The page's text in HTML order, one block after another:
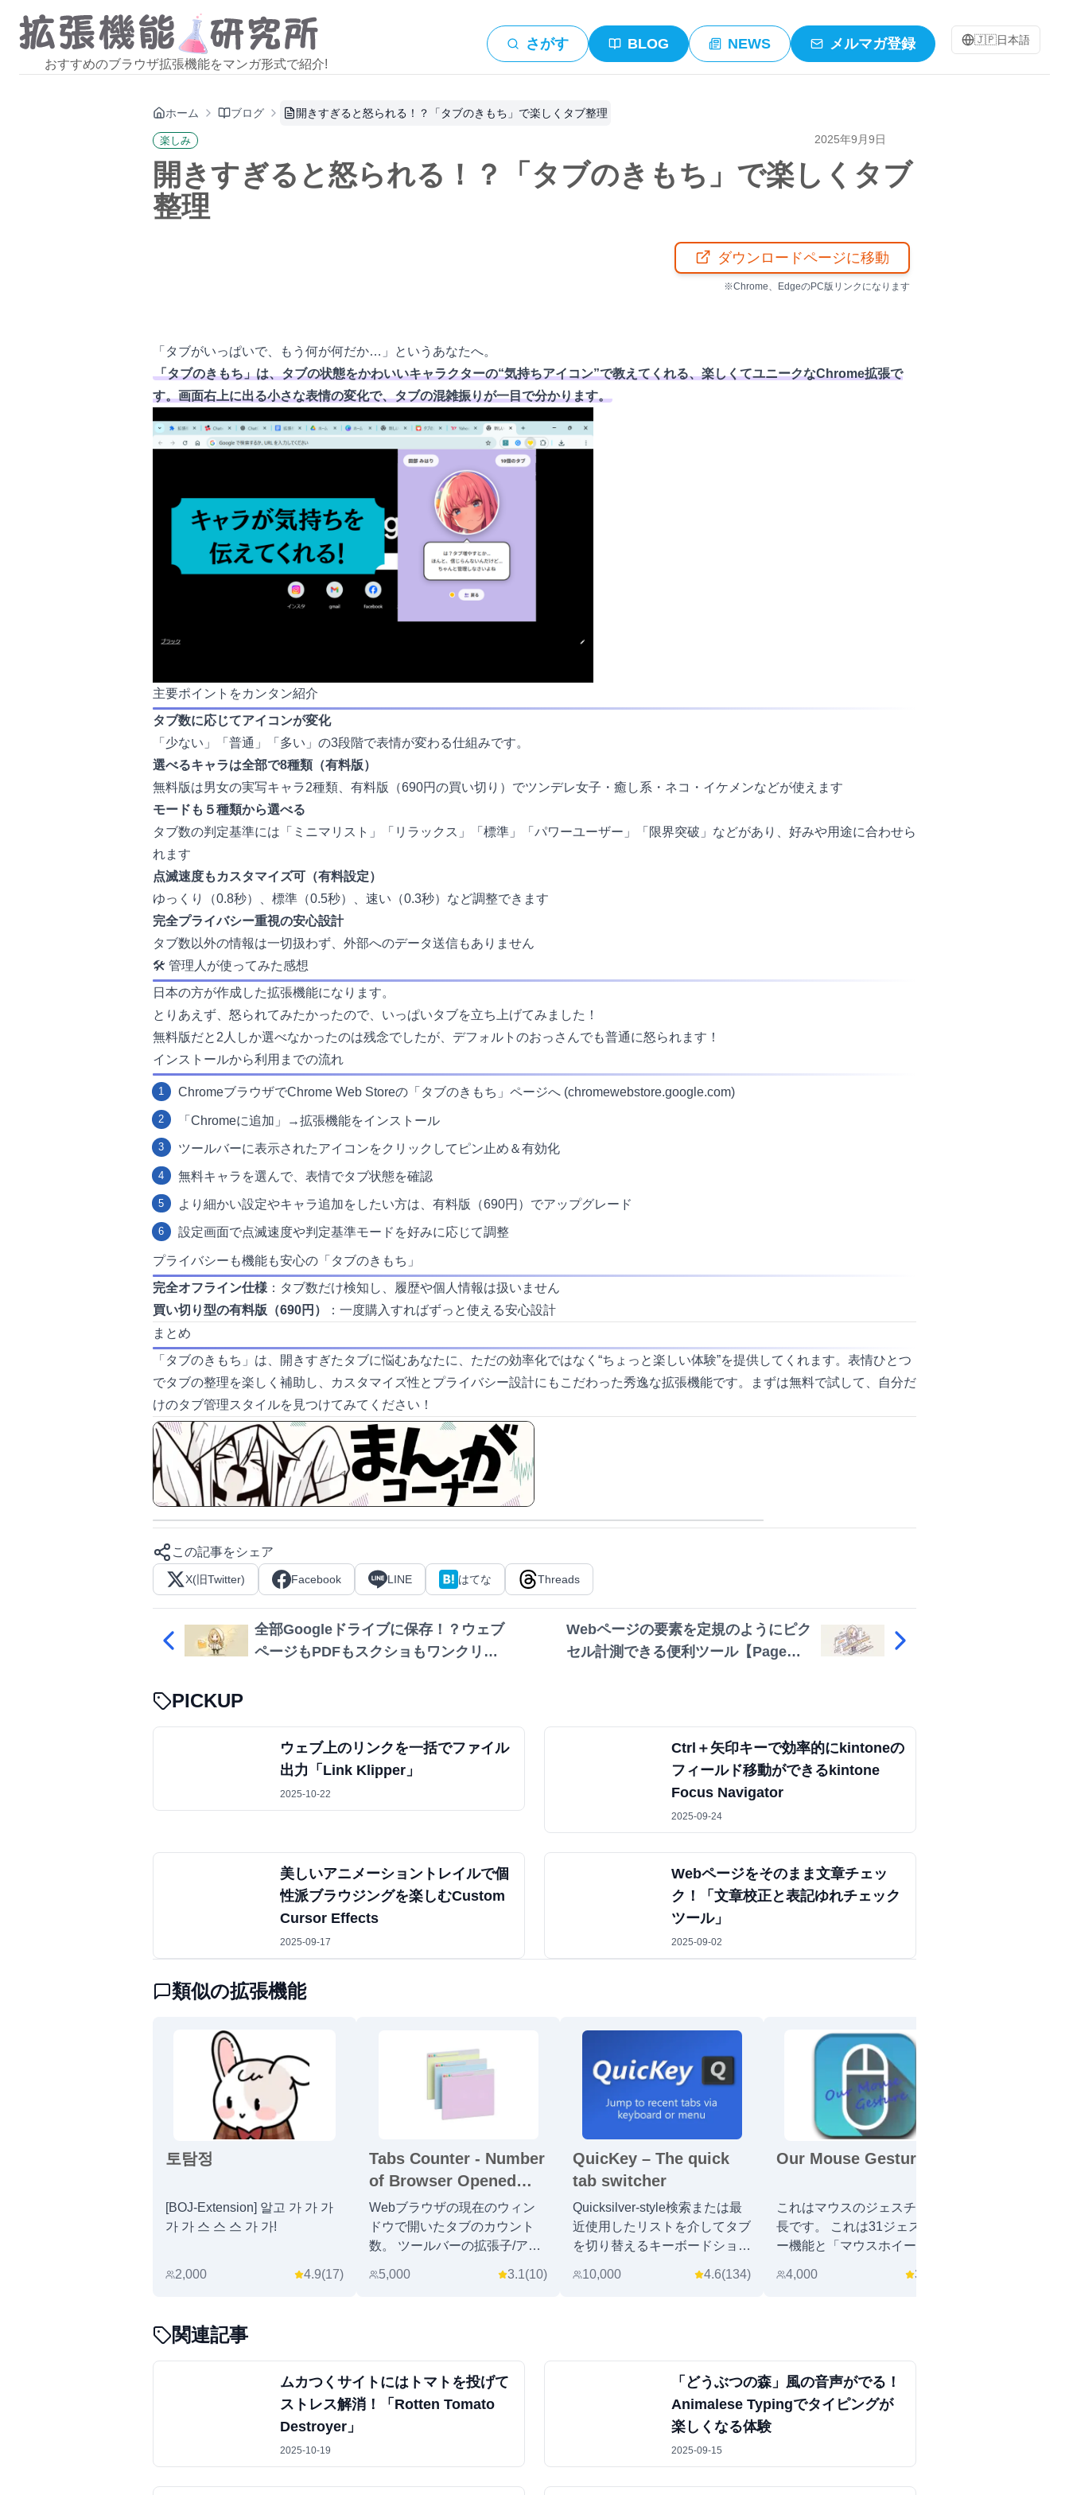
おすすめのブラウザ拡張機能をマンガ形式で紹介!
さがす BLOG NEWS メルマガ登録 🇯🇵日本語
ホーム ブログ 開きすぎると怒られる！？「タブのきもち」で楽しくタブ整理
楽しみ 2025年9月9日
開きすぎると怒られる！？「タブのきもち」で楽しくタブ
整理
ダウンロードページに移動
※Chrome、EdgeのPC版リンクになります
「タブがいっぱいで、もう何が何だか…」というあなたへ。
「タブのきもち」は、タブの状態をかわいいキャラクターの“気持ちアイコン”で教えてくれる、楽しくてユニークなChrome拡張で
す。画面右上に出る小さな表情の変化で、タブの混雑振りが一目で分かります。
主要ポイントをカンタン紹介
タブ数に応じてアイコンが変化
「少ない」「普通」「多い」の3段階で表情が変わる仕組みです。
選べるキャラは全部で8種類（有料版）
無料版は男女の実写キャラ2種類、有料版（690円の買い切り）でツンデレ女子・癒し系・ネコ・イケメンなどが使えます
モードも５種類から選べる
タブ数の判定基準には「ミニマリスト」「リラックス」「標準」「パワーユーザー」「限界突破」などがあり、好みや用途に合わせら
れます
点滅速度もカスタマイズ可（有料設定）
ゆっくり（0.8秒）、標準（0.5秒）、速い（0.3秒）など調整できます
完全プライバシー重視の安心設計
タブ数以外の情報は一切扱わず、外部へのデータ送信もありません
🛠 管理人が使ってみた感想
日本の方が作成した拡張機能になります。
とりあえず、怒られてみたかったので、いっぱいタブを立ち上げてみました！
無料版だと2人しか選べなかったのは残念でしたが、デフォルトのおっさんでも普通に怒られます！
インストールから利用までの流れ
ChromeブラウザでChrome Web Storeの「タブのきもち」ページへ (chromewebstore.google.com)
「Chromeに追加」→拡張機能をインストール
ツールバーに表示されたアイコンをクリックしてピン止め＆有効化
無料キャラを選んで、表情でタブ状態を確認
より細かい設定やキャラ追加をしたい方は、有料版（690円）でアップグレード
設定画面で点滅速度や判定基準モードを好みに応じて調整
プライバシーも機能も安心の「タブのきもち」
完全オフライン仕様 ：タブ数だけ検知し、履歴や個人情報は扱いません
買い切り型の有料版（690円）
：一度購入すればずっと使える安心設計
まとめ
「タブのきもち」は、開きすぎたタブに悩むあなたに、ただの効率化ではなく“ちょっと楽しい体験”を提供してくれます。表情ひとつ
でタブの整理を楽しく補助し、カスタマイズ性とプライバシー設計にもこだわった秀逸な拡張機能です。まずは無料で試して、自分だ
けのタブ管理スタイルを見つけてみてください！
この記事をシェア
X(旧Twitter) Facebook LINE はてな Threads
全部Googleドライブに保存！？ウェブ
ページもPDFもスクショもワンクリッ
Webページの要素を定規のようにピク
セル計測できる便利ツール【Page
PICKUP
ウェブ上のリンクを一括でファイル
出力「Link Klipper」
2025-10-22
Ctrl＋矢印キーで効率的にkintoneの
フィールド移動ができるkintone
Focus Navigator
2025-09-24
美しいアニメーショントレイルで個
性派ブラウジングを楽しむCustom
Cursor Effects
2025-09-17
Webページをそのまま文章チェッ
ク！「文章校正と表記ゆれチェック
ツール」
2025-09-02
類似の拡張機能
토탐정
[BOJ-Extension] 알고 가 가 가
가 가 스 스 스 가 가!
2,000 4.9(17)
Tabs Counter - Number
of Browser Opened
Tabs
Webブラウザの現在のウィン
ドウで開いたタブのカウント
数。 ツールバーの拡張子/アド
ます
5,000 3.1(10)
QuicKey – The quick
tab switcher
Quicksilver-style検索または最
近使用したリストを介してタブ
を切り替えるキーボードショー
10,000 4.6(134)
Our Mouse Gesture
これはマウスのジェスチャー延
長です。 これは31ジェスチャ
ー機能と「マウスホイール」ア
ャー」機能を持っています.
4,000 3.6
関連記事
ムカつくサイトにはトマトを投げて
ストレス解消！「Rotten Tomato
Destroyer」
2025-10-19
「どうぶつの森」風の音声がでる！
Animalese Typingでタイピングが
楽しくなる体験
2025-09-15